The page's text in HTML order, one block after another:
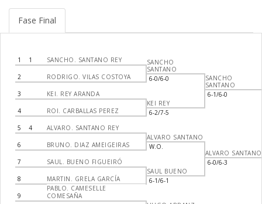
Fase Final
1 1 SANCHO. SANTANO REY
2 RODRIGO. VILAS COSTOYA
3 KEI. REY ARANDA
4 ROI. CARBALLAS PEREZ
5 4 ALVARO. SANTANO REY
6 BRUNO. DIAZ AMEIGEIRAS
7 SAUL. BUENO FIGUEIRÓ
8 MARTIN. GRELA GARCÍA
9
PABLO. CAMESELLE
COMESAÑA
SANCHO
SANTANO
6-0/6-0
KEI REY
6-2/7-5
ALVARO SANTANO
W.O.
SAUL BUENO
6-1/6-1
SANCHO
SANTANO
6-1/6-0
ALVARO SANTANO
6-0/6-3